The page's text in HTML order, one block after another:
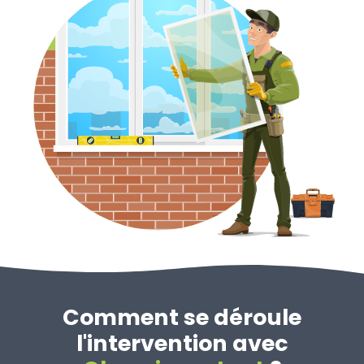
Comment se déroule
l'intervention avec